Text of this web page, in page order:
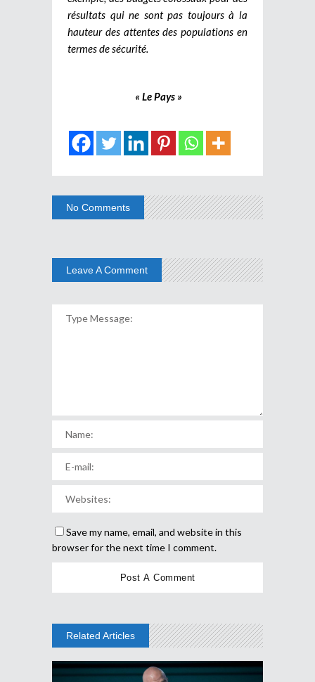
résultats qui ne sont pas toujours à la
hauteur des attentes des populations en
termes de sécurité.
« Le Pays »
No Comments
Leave A Comment
Save my name, email, and website in this
browser for the next time I comment.
Related Articles